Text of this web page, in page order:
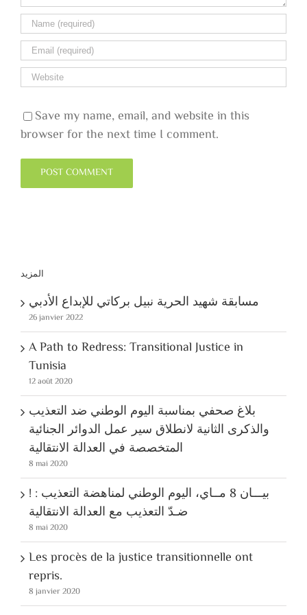
Save my name, email, and website in this
browser for the next time I comment.
المزيد
مسابقة شهيد الحرية نبيل بركاتي للإبداع الأدبي
26 janvier 2022
A Path to Redress: Transitional Justice in
Tunisia
12 août 2020
بلاغ صحفي بمناسبة اليوم الوطني ضد التعذيب
والذكرى الثانية لانطلاق سير عمل الدوائر الجنائية
المتخصصة في العدالة الانتقالية
8 mai 2020
! بيـــان 8 مــاي، اليوم الوطني لمناهضة التعذيب :
ضـدّ التعذيب مع العدالة الانتقالية
8 mai 2020
Les procès de la justice transitionnelle ont
repris.
8 janvier 2020